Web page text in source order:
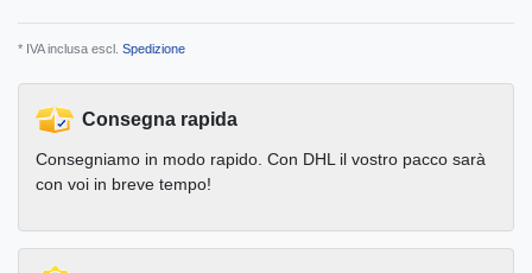
* IVA inclusa escl. Spedizione
Consegna rapida
Consegniamo in modo rapido. Con DHL il vostro pacco sarà
con voi in breve tempo!